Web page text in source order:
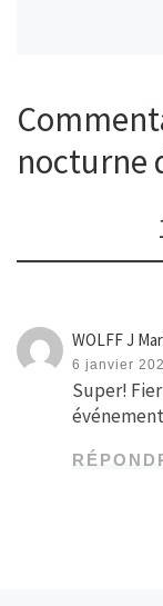
nocturne
WOLFF J
6 janvier
Super!